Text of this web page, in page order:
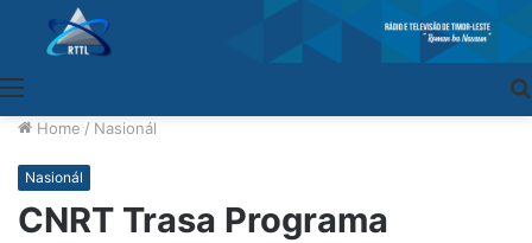
Home / Nasionál
Nasionál
CNRT Trasa Programa